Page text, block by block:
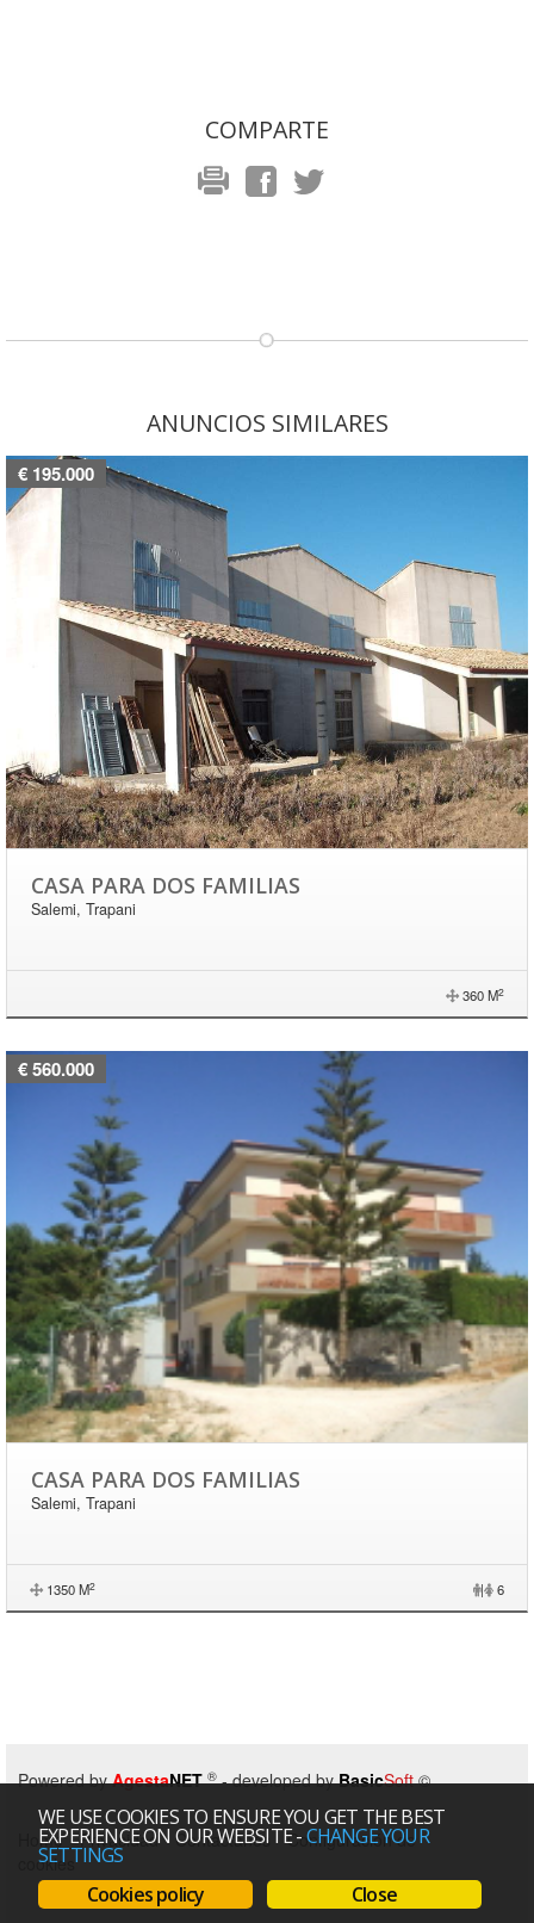
WE USE COOKIES TO ENSURE YOU GET THE BEST
EXPERIENCE ON OUR WEBSITE-CHANGE YOUR
SETTINGS
Cookies policy
Close
COMPARTE
ANUNCIOS SIMILARES
€ 195.000
CASA PARA DOS FAMILIAS
Salemi, Trapani
360 M2
€ 560.000
CASA PARA DOS FAMILIAS
Salemi, Trapani
1350 M2 | 6
Powered byAgestaNET ®- developed byBasicSoft©
Home Privacidad Contactanos
Configuración de
cookies